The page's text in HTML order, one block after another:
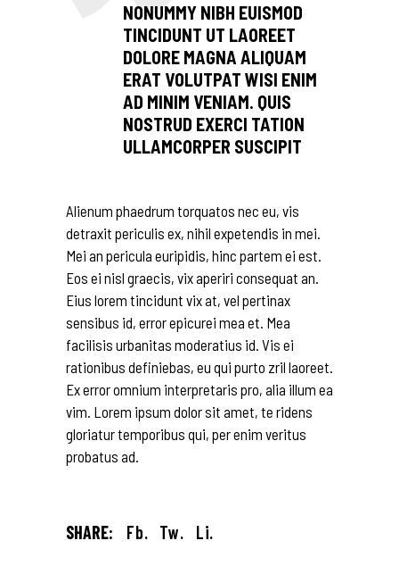
NONUMMY NIBH EUISMOD
TINCIDUNT UT LAOREET
DOLORE MAGNA ALIQUAM
ERAT VOLUTPAT WISI ENIM
AD MINIM VENIAM. QUIS
NOSTRUD EXERCI TATION
ULLAMCORPER SUSCIPIT
Alienum phaedrum torquatos nec eu, vis
detraxit periculis ex, nihil expetendis in mei.
Mei an pericula euripidis, hinc partem ei est.
Eos ei nisl graecis, vix aperiri consequat an.
Eius lorem tincidunt vix at, vel pertinax
sensibus id, error epicurei mea et. Mea
facilisis urbanitas moderatius id. Vis ei
rationibus definiebas, eu qui purto zril laoreet.
Ex error omnium interpretaris pro, alia illum ea
vim. Lorem ipsum dolor sit amet, te ridens
gloriatur temporibus qui, per enim veritus
probatus ad.
SHARE: Fb. Tw. Li.